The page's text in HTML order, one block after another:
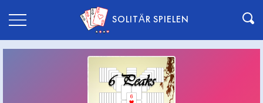
SOLITÄR SPIELEN